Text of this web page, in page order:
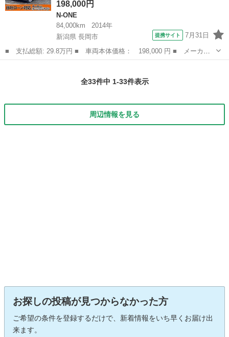
198,000円
N-ONE
84,000km
2014年
新潟県 長岡市
提携サイト 7月31日
■ 支払総額: 29.8万円 ■ 車両本体価格： 198,000 円 ■ メーカー
名： ホンダ ■ 車種名： Ｎ－ＯＮＥ ■ グレード名： Ｇ・Ｌパ
全33件中 1-33件表示
周辺情報を見る
お探しの投稿が見つからなかった方
ご希望の条件を登録するだけで、新着情報をいち早くお届け出
来ます。